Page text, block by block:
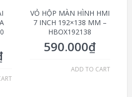
VỎ HỘP MÀN HÌNH HMI
7 INCH 192×138 MM –
HBOX192138
590.000₫
ADD TO CART